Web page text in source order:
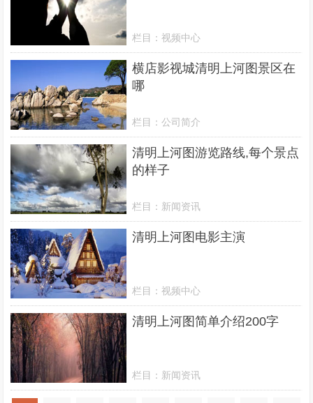
栏目：视频中心
横店影视城清明上河图景区在
哪
栏目：公司简介
清明上河图游览路线,每个景点
的样子
栏目： 新闻资讯
清明上河图电影主演
栏目：视频中心
清明上河图简单介绍200字
栏目： 新闻资讯